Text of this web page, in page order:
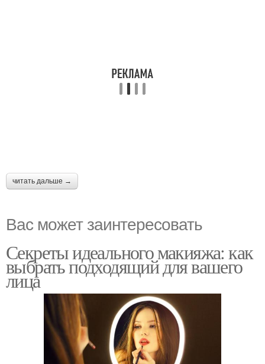
читать дальше →
Вас может заинтересовать
Секреты идеального макияжа: как
выбрать подходящий для вашего
лица